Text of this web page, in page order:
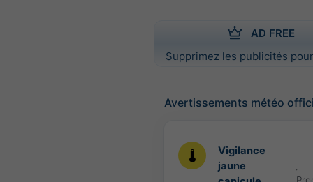
AD FREE
Supprimez les publicités
Avertissements météo
Vigilance
jaune